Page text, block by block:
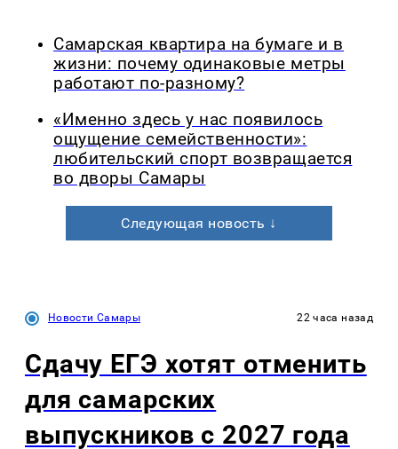
Самарская квартира на бумаге и в
жизни: почему одинаковые метры
работают по-разному?
«Именно здесь у нас появилось
ощущение семейственности»:
любительский спорт возвращается
во дворы Самары
Следующая новость ↓
Новости Самары 22 часа назад
Сдачу ЕГЭ хотят отменить
для самарских
выпускников с 2027 года